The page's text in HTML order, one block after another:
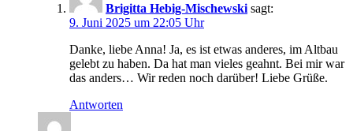
Brigitta Hebig-Mischewski sagt:
9. Juni 2025 um 22:05 Uhr
Danke, liebe Anna! Ja, es ist etwas anderes, im Altbau
gelebt zu haben. Da hat man vieles geahnt. Bei mir war
das anders… Wir reden noch darüber! Liebe Grüße.
Antworten